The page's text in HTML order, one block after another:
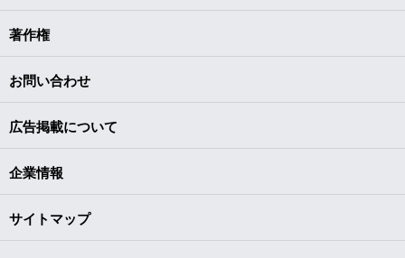
著作権
お問い合わせ
広告掲載について
企業情報
サイトマップ